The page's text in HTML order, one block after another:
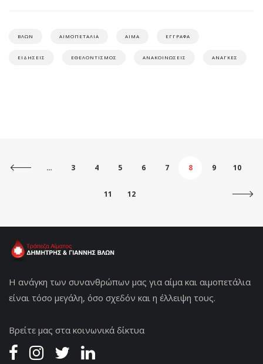
ΒΛΩΝ ΑΙΜΟΠΕΤΑΛΙΑ ΑΙΜΑ ΕΓΓΡΑΦΑ
ΕΙΔΗΣΕΙΣ ΕΘΕΛΟΝΤΙΣΜΟΣ ΑΝΑΚΟΙΝΩΣΕΙΣ ΑΝΑΓΚΕΣ
… 3 4 5 6 7 8 9 10
11 12
Η ανάγκη των συνανθρώπων μας για αίμα και αιμοπετάλια
είναι τόσο μεγάλη, όσο σχεδόν και η έλλειψη τους.
Βρείτε μας στα κοινωνικά δίκτυα